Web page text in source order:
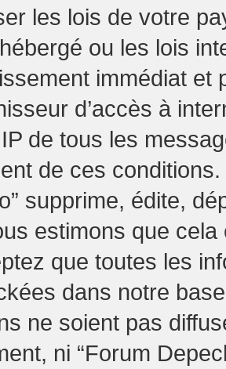
les lois de votre
ou les lois
immédiat et
d’accès à
IP de tous les
de ces
supprime, édite,
estimons que cela
que toutes les
dans notre
ne soient pas
ni “Forum